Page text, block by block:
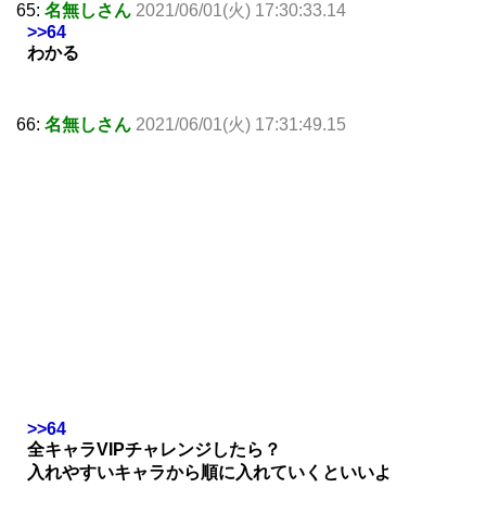
65: 名無しさん 2021/06/01(火) 17:30:33.14
>>64
わかる
66: 名無しさん 2021/06/01(火) 17:31:49.15
>>64
全キャラVIPチャレンジしたら？
入れやすいキャラから順に入れていくといいよ